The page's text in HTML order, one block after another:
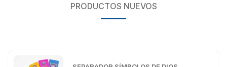
PRODUCTOS NUEVOS